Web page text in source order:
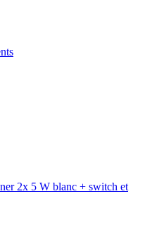
2x 5 W blanc + switch et